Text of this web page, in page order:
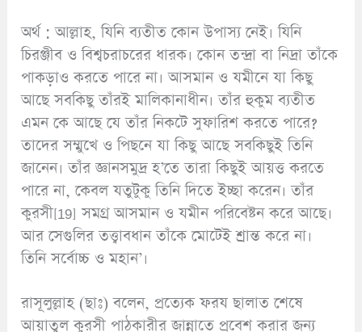
অর্থ : আল্লাহ, যিনি ব্যতীত কোন উপাস্য নেই। যিনি
চিরঞ্জীব ও বিশ্বচরাচরের ধারক। কোন তন্দ্রা বা নিদ্রা তাঁকে
পাকড়াও করতে পারে না। আসমান ও যমীনে যা কিছু
আছে সবকিছু তাঁরই মালিকানাধীন। তাঁর হুকুম ব্যতীত
এমন কে আছে যে তাঁর নিকটে সুফারিশ করতে পারে?
তাদের সম্মুখে ও পিছনে যা কিছু আছে সবকিছুই তিনি
জানেন। তাঁর জ্ঞানসমুদ্র হ’তে তারা কিছুই আয়ত্ত করতে
পারে না, কেবল যতুটুকু তিনি দিতে ইচ্ছা করেন। তাঁর
কুরসী[19] সমগ্র আসমান ও যমীন পরিবেষ্টন করে আছে।
আর সেগুলির তত্ত্বাবধান তাঁকে মোটেই শ্রান্ত করে না।
তিনি সর্বোচ্চ ও মহান’।
রাসূলুল্লাহ (ছাঃ) বলেন, প্রত্যেক ফরয ছালাত শেষে
আয়াতুল কুরসী পাঠকারীর জান্নাতে প্রবেশ করার জন্য